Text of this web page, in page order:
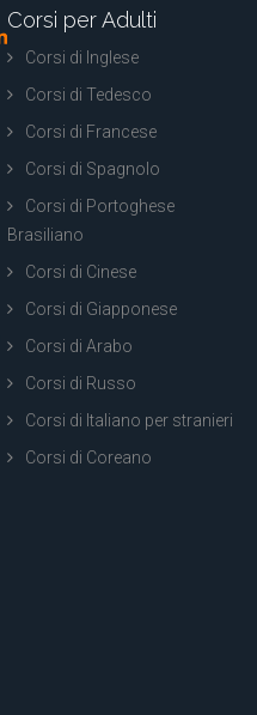
Corsi per Adulti
Corsi di Inglese
Corsi di Tedesco
Corsi di Francese
Corsi di Spagnolo
Corsi di Portoghese
Brasiliano
Corsi di Cinese
Corsi di Giapponese
Corsi di Arabo
Corsi di Russo
Corsi di Italiano per stranieri
Corsi di Coreano